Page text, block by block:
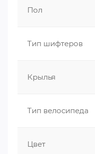
Пол
Тип шифтеров
Крылья
Тип велосипеда
Цвет